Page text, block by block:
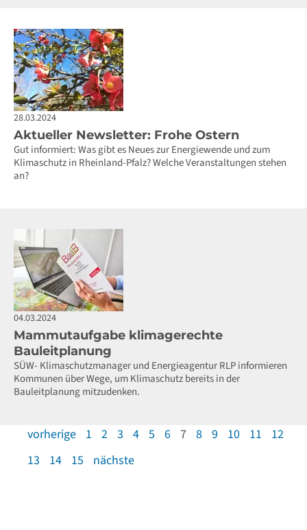
28.03.2024
Aktueller Newsletter: Frohe Ostern
Gut informiert: Was gibt es Neues zur Energiewende und zum
Klimaschutz in Rheinland-Pfalz? Welche Veranstaltungen stehen
an?
04.03.2024
Mammutaufgabe klimagerechte
Bauleitplanung
SÜW- Klimaschutzmanager und Energieagentur RLP informieren
Kommunen über Wege, um Klimaschutz bereits in der
Bauleitplanung mitzudenken.
vorherige 1 2 3 4 5 6 7 8 9 10 11
12
13
14 15 nächste